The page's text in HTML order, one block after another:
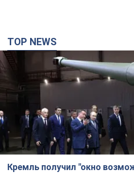
TOP NEWS
Кремль получил "окно